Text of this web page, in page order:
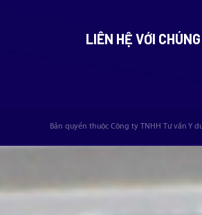
LIÊN HỆ VỚI
Bản quyền thuộc Công ty TNHH Tư vấn Y